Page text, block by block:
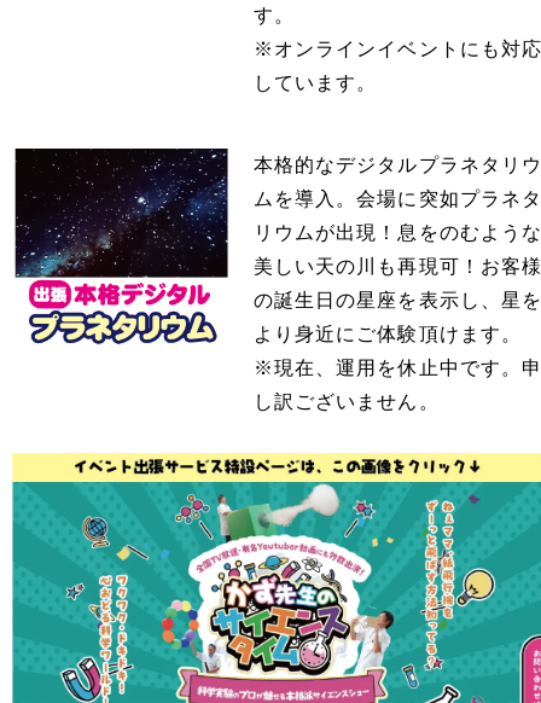
す。
※オンラインイベントにも対応
しています。
本格的なデジタルプラネタリウ
ムを導入。会場に突如プラネタ
リウムが出現！息をのむような
美しい天の川も再現可！お客様
の誕生日の星座を表示し、星を
より身近にご体験頂けます。
※現在、運用を休止中です。申
し訳ございません。